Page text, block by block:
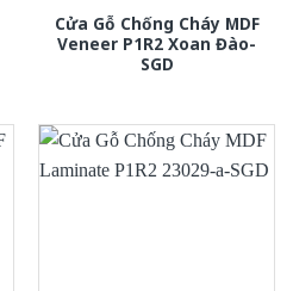
Cửa Gỗ Chống Cháy MDF
Veneer P1R2 Xoan Đào-
SGD